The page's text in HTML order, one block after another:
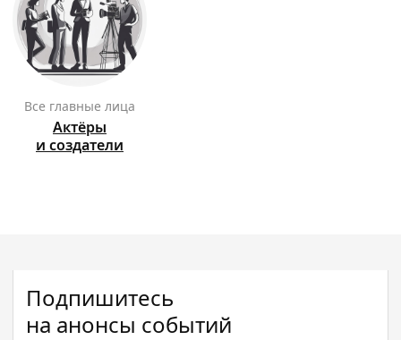
Все главные лица
Актёры
и создатели
Подпишитесь
на анонсы событий